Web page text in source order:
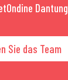
Ondine Dantung
Sie das Team